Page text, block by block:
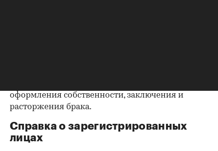
оформления собственности, заключения и
расторжения брака.
Справка о зарегистрированных
лицах